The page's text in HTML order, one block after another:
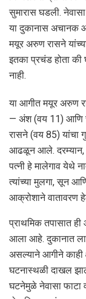
सुमारास घडली.
या दुकानास अचानक
मयूर अरुण रासने
इतका प्रचंड होता की
नाही.
या आगीत मयूर अरुण
— अंश (वय 11) आणि
रासने (वय 85) यांचा
आढळून आले. दरम्यान,
पत्नी हे मालेगाव येथे
त्यांच्या मुलगा, सून
आक्रोशाने वातावरण
प्राथमिक तपासात
आला आहे. दुकानात
असल्याने आगीने काही
घटनास्थळी दाखल
घटनेमुळे नेवासा फाटा